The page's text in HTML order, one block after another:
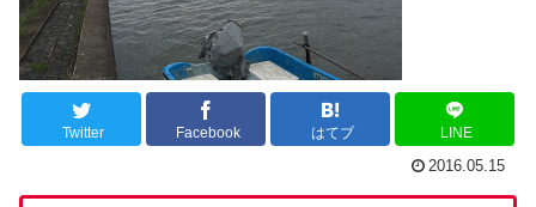
Twitter Facebook はてブ LINE
2016.05.15